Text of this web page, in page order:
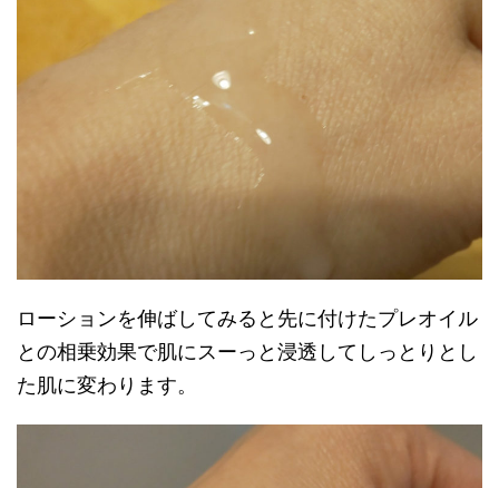
ローションを伸ばしてみると先に付けたプレオイル
との相乗効果で肌にスーっと浸透してしっとりとし
た肌に変わります。